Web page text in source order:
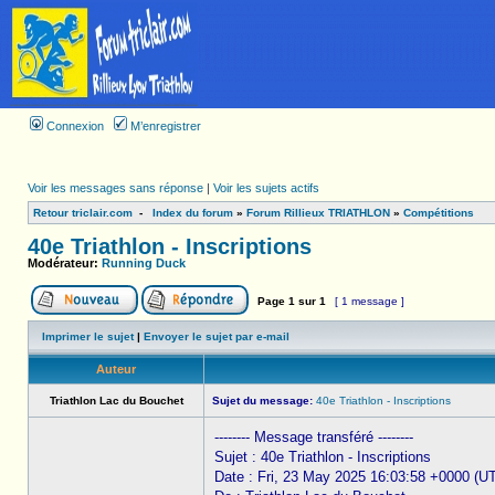
Connexion M’enregistrer
Voir les messages sans réponse | Voir les sujets actifs
Retour triclair.com - Index du forum » Forum Rillieux TRIATHLON » Compétitions
40e Triathlon - Inscriptions
Modérateur: Running Duck
Page 1 sur 1 [ 1 message ]
Imprimer le sujet| Envoyer le sujet par e-mail
Auteur
Triathlon Lac du Bouchet Sujet du message: 40e Triathlon - Inscriptions
-------- Message transféré --------
Sujet : 40e Triathlon - Inscriptions
Date : Fri, 23 May 2025 16:03:58 +0000